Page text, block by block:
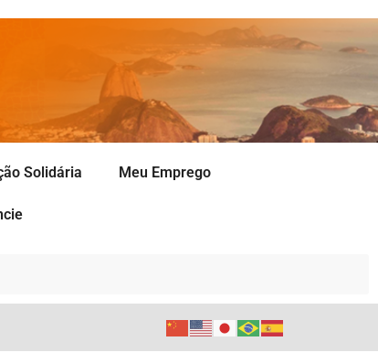
Solidária Meu Emprego